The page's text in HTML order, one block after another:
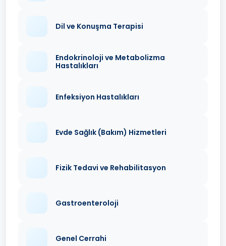
Dil ve Konuşma Terapisi
Endokrinoloji ve Metabolizma
Hastalıkları
Enfeksiyon Hastalıkları
Evde Sağlık (Bakım) Hizmetleri
Fizik Tedavi ve Rehabilitasyon
Gastroenteroloji
Genel Cerrahi